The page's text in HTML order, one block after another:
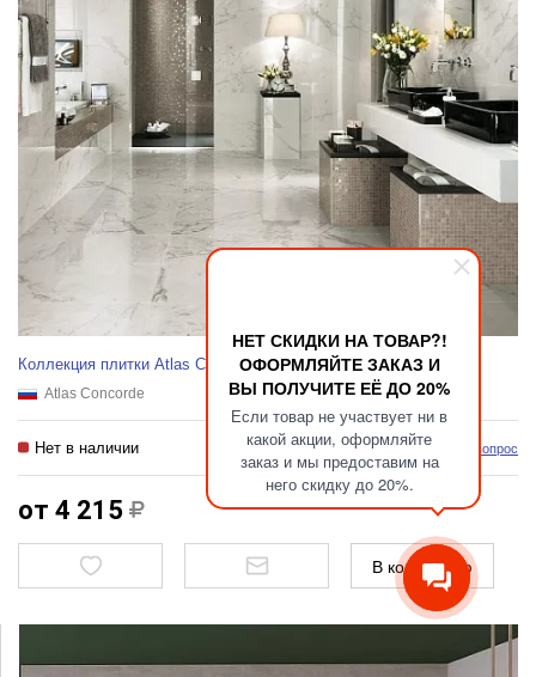
НЕТ СКИДКИ НА ТОВАР?!
ОФОРМЛЯЙТЕ ЗАКАЗ И
ВЫ ПОЛУЧИТЕ ЕЁ ДО 20%
Если товар не участвует ни в
какой акции, оформляйте
заказ и мы предоставим на
него скидку до 20%.
Коллекция плитки Atlas Concorde Marvel
Atlas Concorde
Нет в наличии Задать вопрос
от 4 215
В коллекцию